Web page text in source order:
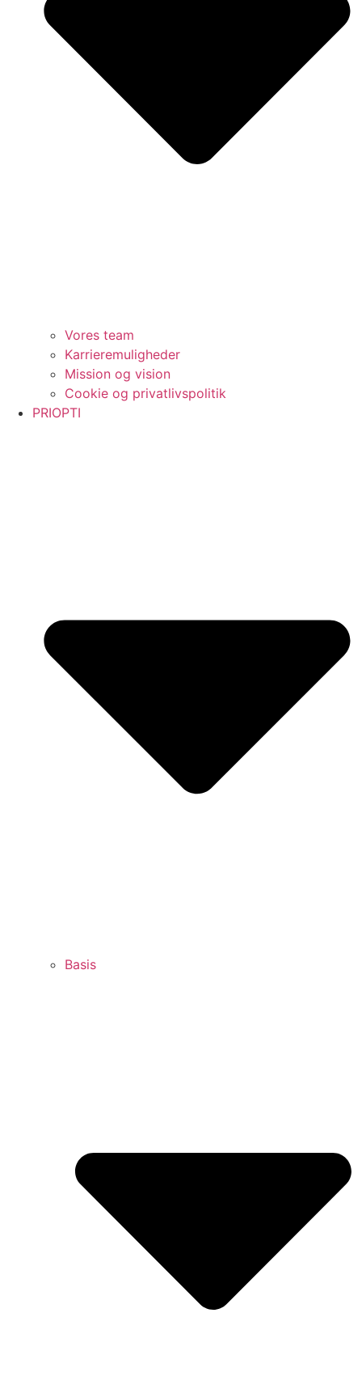
Vores team
Karrieremuligheder
Mission og vision
Cookie og privatlivspolitik
PRIOPTI
Basis